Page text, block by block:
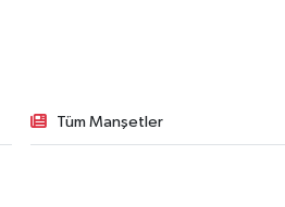
Tüm Manşetler